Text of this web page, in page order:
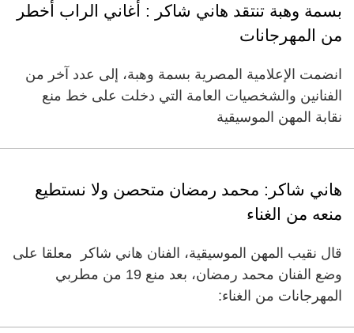
بسمة وهبة تنتقد هاني شاكر : أغاني الراب أخطر
من المهرجانات
انضمت الإعلامية المصرية بسمة وهبة، إلى عدد آخر من
الفنانين والشخصيات العامة التي دخلت على خط منع
نقابة المهن الموسيقية
هاني شاكر: محمد رمضان متحصن ولا نستطيع
منعه من الغناء
قال نقيب المهن الموسيقية، الفنان هاني شاكر معلقا على
وضع الفنان محمد رمضان، بعد منع 19 من مطربي
المهرجانات من الغناء: